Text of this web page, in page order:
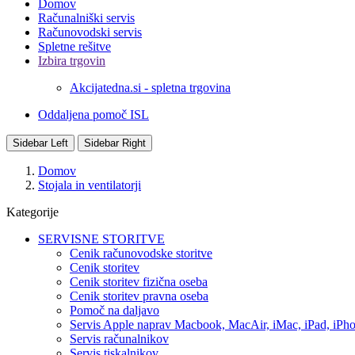
Domov
Računalniški servis
Računovodski servis
Spletne rešitve
Izbira trgovin
Akcijatedna.si - spletna trgovina
Oddaljena pomoč ISL
Sidebar Left Sidebar Right
Domov
Stojala in ventilatorji
Kategorije
SERVISNE STORITVE
Cenik računovodske storitve
Cenik storitev
Cenik storitev fizična oseba
Cenik storitev pravna oseba
Pomoč na daljavo
Servis Apple naprav Macbook, MacAir, iMac, iPad,
Servis računalnikov